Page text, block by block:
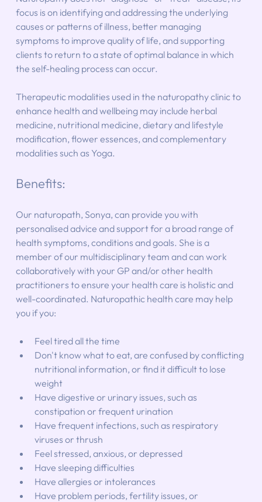
focus is on identifying and addressing the underlying
causes or patterns of illness, better managing
symptoms to improve quality of life, and supporting
clients to return to a state of optimal balance in which
the self-healing process can occur.
Therapeutic modalities used in the naturopathy clinic to
enhance health and wellbeing may include herbal
medicine, nutritional medicine, dietary and lifestyle
modification, flower essences, and complementary
modalities such as Yoga.
Benefits:
Our naturopath, Sonya, can provide you with
personalised advice and support for a broad range of
health symptoms, conditions and goals. She is a
member of our multidisciplinary team and can work
collaboratively with your GP and/or other health
practitioners to ensure your health care is holistic and
well-coordinated. Naturopathic health care may help
you if you:
Feel tired all the time
Don't know what to eat, are confused by conflicting
nutritional information, or find it difficult to lose
weight
Have digestive or urinary issues, such as
constipation or frequent urination
Have frequent infections, such as respiratory
viruses or thrush
Feel stressed, anxious, or depressed
Have sleeping difficulties
Have allergies or intolerances
Have problem periods, fertility issues, or